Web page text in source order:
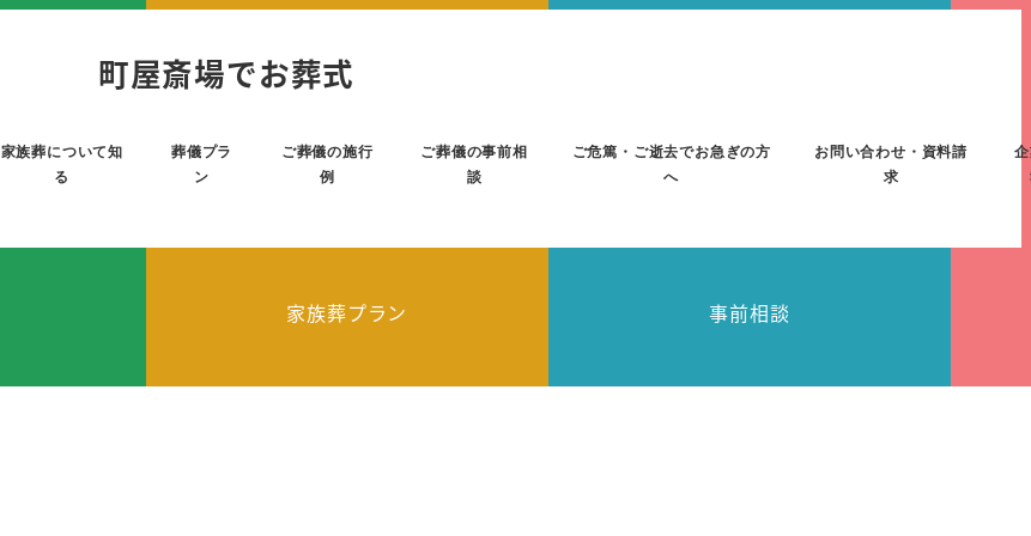
町屋斎場でお葬式
家族葬について知
る
葬儀プラ
ン
ご葬儀の施行
例
ご葬儀の事前相
談
ご危篤・ご逝去でお急ぎの方
へ
お問い合わせ・資料請
求
家族葬プラン 事前相談